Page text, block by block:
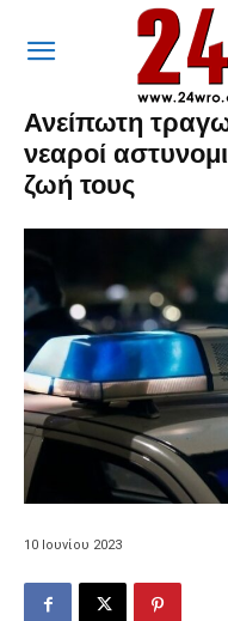
Ανείπωτη
νεαροί
ζωή τους
10 Ιουνίου 2023